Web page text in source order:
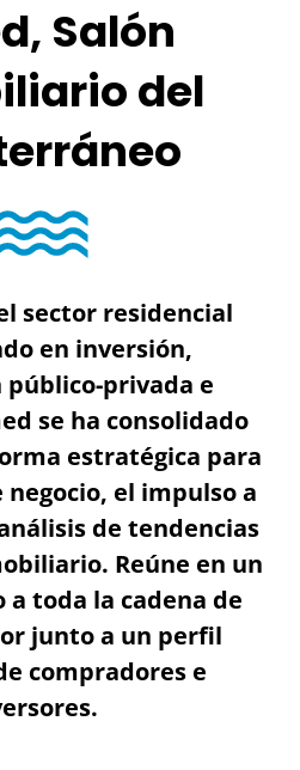
Salón
del
sector residencial
en inversión,
público-privada e
se ha consolidado
estratégica para
negocio, el impulso a
de tendencias
Reúne en un
toda la cadena de
junto a un perfil
compradores e